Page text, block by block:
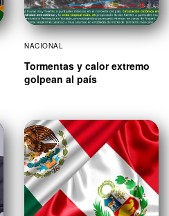
NACIONAL
Tormentas y calor extremo
golpean al país